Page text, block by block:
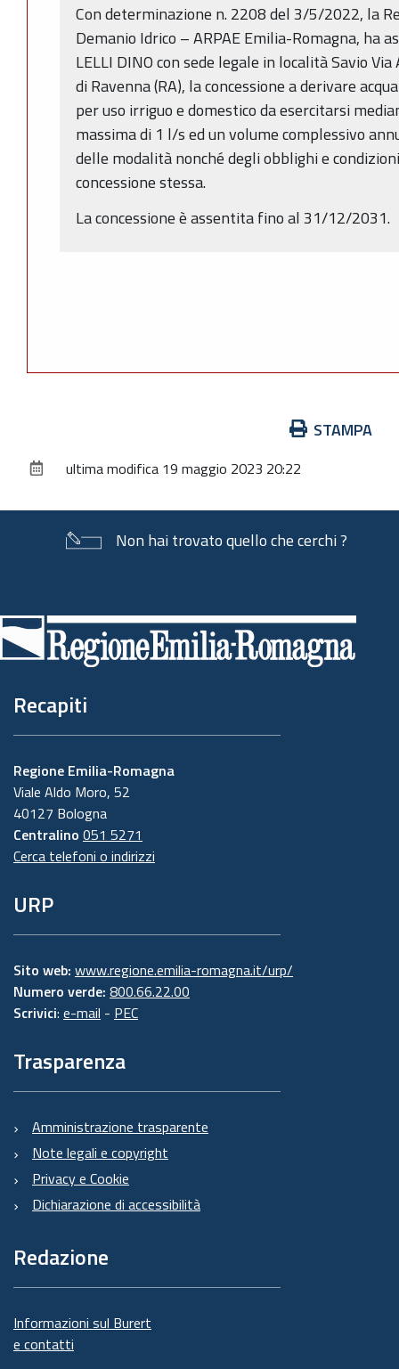
Con determinazione n. 2208 del 3/5/2022, la
Demanio Idrico – ARPAE Emilia-Romagna, ha
LELLI DINO con sede legale in località Savio
di Ravenna (RA), la concessione a derivare
per uso irriguo e domestico da esercitarsi
massima di 1 l/s ed un volume complessivo
delle modalità nonché degli obblighi e
concessione stessa.
La concessione è assentita fino al 31/12/2031.
documento
STAMPA
ultima modifica 19 maggio 2023 20:22
Non hai trovato quello che cerchi ?
di
pagina
Recapiti
Regione Emilia-Romagna
Viale Aldo Moro, 52
40127 Bologna
Centralino 051 5271
Cerca telefoni o indirizzi
URP
Sito web: www.regione.emilia-romagna.it/urp/
Numero verde: 800.66.22.00
Scrivici: e-mail - PEC
Trasparenza
Amministrazione trasparente
Note legali e copyright
Privacy e Cookie
Dichiarazione di accessibilità
Redazione
Informazioni sul Burert
e contatti